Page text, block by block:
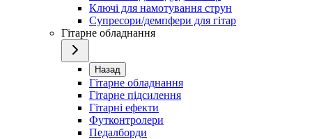
Ключі для намотування струн
Супресори/демпфери для гітар
Гітарне обладнання
Назад
Гітарне обладнання
Гітарне підсилення
Гітарні ефекти
Футконтролери
Педалборди